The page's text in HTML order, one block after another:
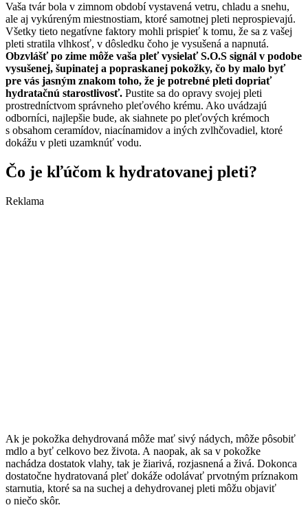
Vaša tvár bola v zimnom období vystavená vetru, chladu a snehu,
ale aj vykúreným miestnostiam, ktoré samotnej pleti neprospievajú.
Všetky tieto negatívne faktory mohli prispieť k tomu, že sa z vašej
pleti stratila vlhkosť, v dôsledku čoho je vysušená a napnutá.
Obzvlášť po zime môže vaša pleť vysielať S.O.S signál v podobe
vysušenej, šupinatej a popraskanej pokožky, čo by malo byť
pre vás jasným znakom toho, že je potrebné pleti dopriať
hydratačnú starostlivosť. Pustite sa do opravy svojej pleti
prostredníctvom správneho pleťového krému. Ako uvádzajú
odborníci, najlepšie bude, ak siahnete po pleťových krémoch
s obsahom ceramídov, niacínamidov a iných zvlhčovadiel, ktoré
dokážu v pleti uzamknúť vodu.
Čo je kľúčom k hydratovanej pleti?
Reklama
Ak je pokožka dehydrovaná môže mať sivý nádych, môže pôsobiť
mdlo a byť celkovo bez života. A naopak, ak sa v pokožke
nachádza dostatok vlahy, tak je žiarivá, rozjasnená a živá. Dokonca
dostatočne hydratovaná pleť dokáže odolávať prvotným príznakom
starnutia, ktoré sa na suchej a dehydrovanej pleti môžu objaviť
o niečo skôr.